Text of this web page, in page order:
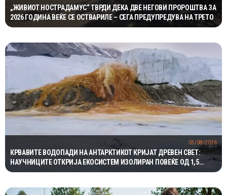
„ЖИВИОТ НОСТРАДАМУС“ ТВРДИ ДЕКА ДВЕ НЕГОВИ ПРОРОШТВА ЗА
2026 ГОДИНА ВЕЌЕ СЕ ОСТВАРИЛЕ – СЕГА ПРЕДУПРЕДУВА НА ТРЕТО
КРВАВИТЕ ВОДОПАДИ НА АНТАРКТИКОТ КРИЈАТ ДРЕВЕН СВЕТ:
НАУЧНИЦИТЕ ОТКРИЈА ЕКОСИСТЕМ ИЗОЛИРАН ПОВЕЌЕ ОД 1,5
МИЛИОНИ ГОДИНИ
05/08/2026